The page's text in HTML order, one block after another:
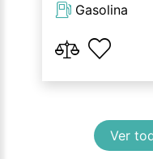
Gasolina
Ver